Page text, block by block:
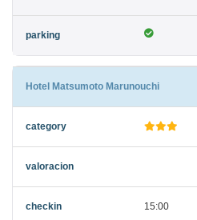
Hotel Matsumoto Marunouchi
15:00